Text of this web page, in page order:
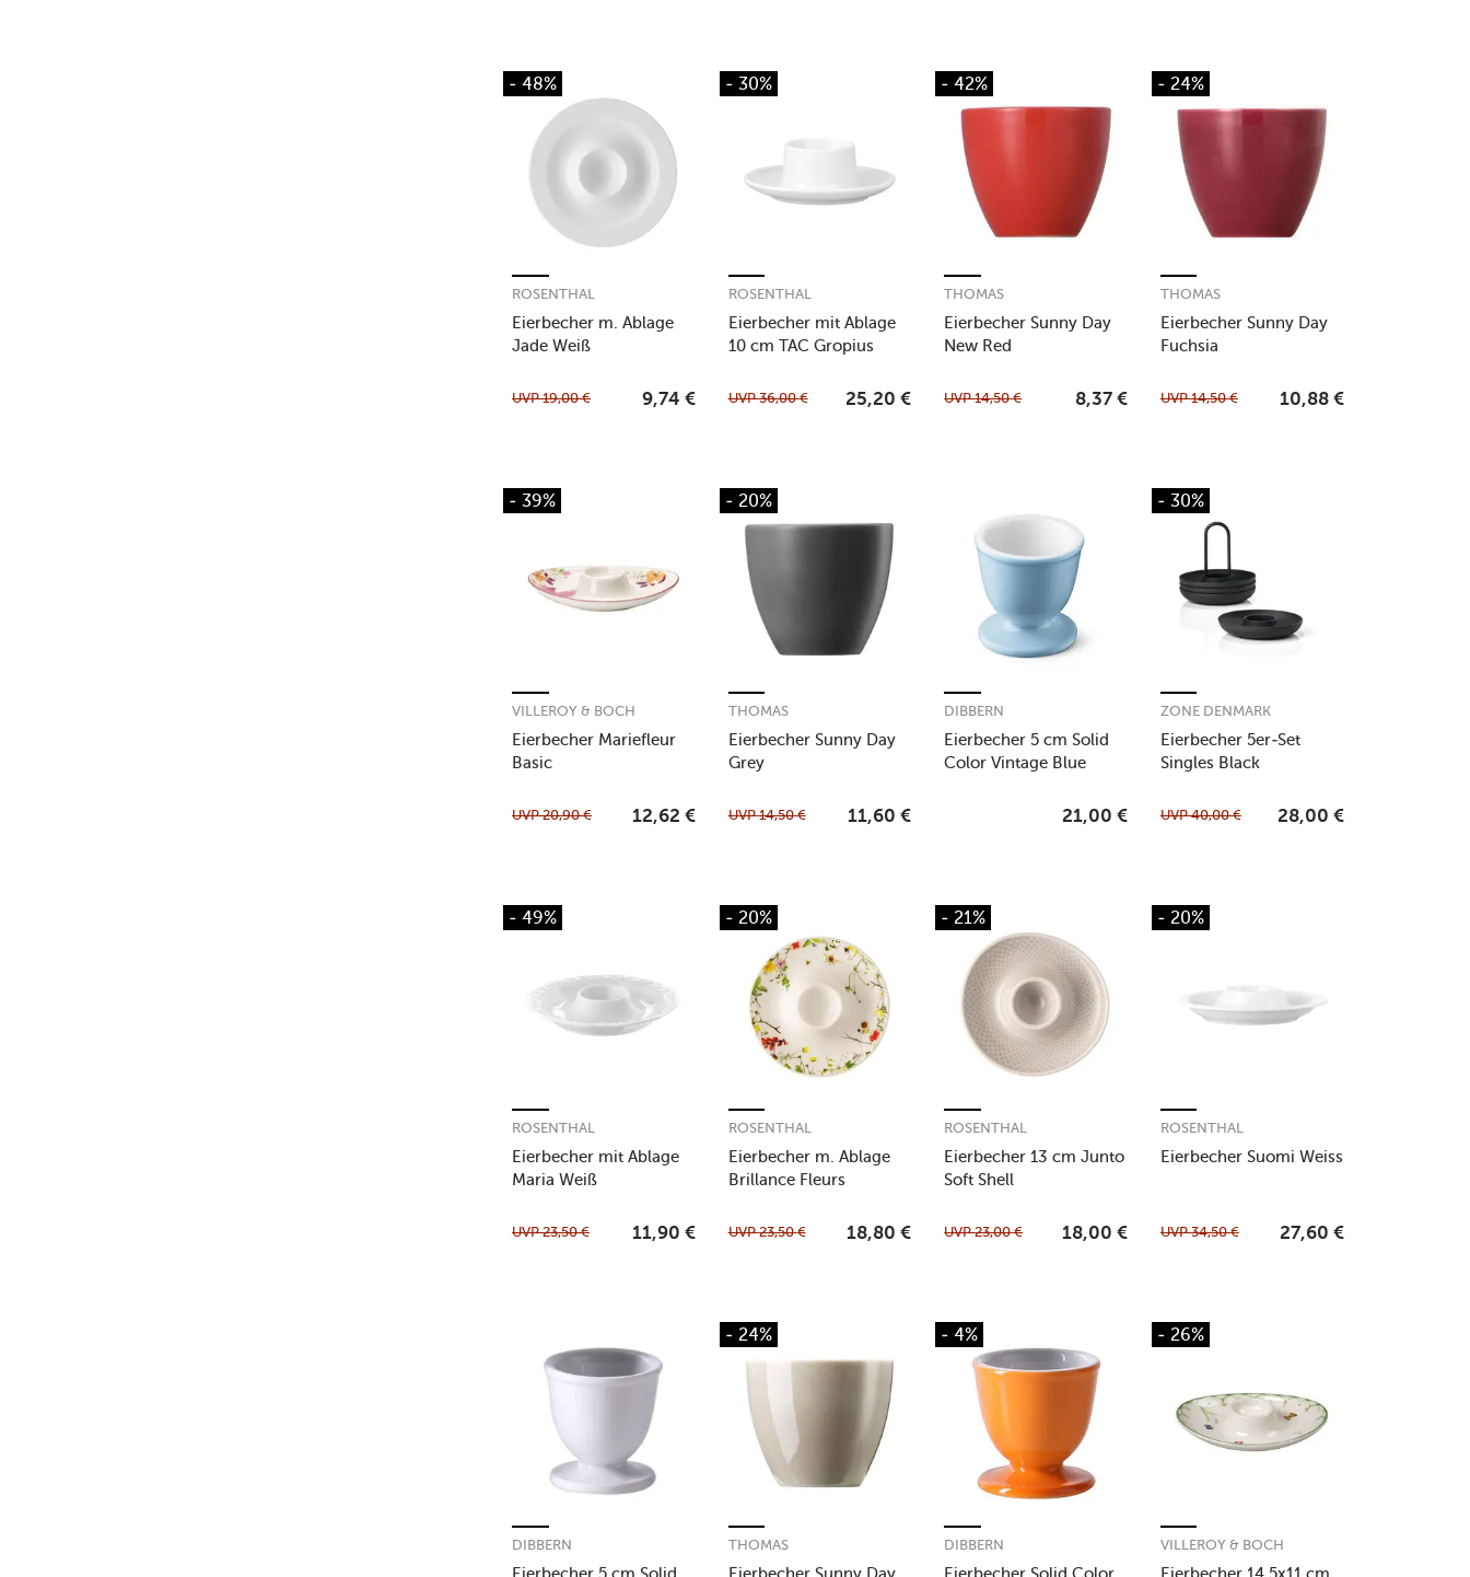
- 48%
Eierbecher m. Ablage
Jade Weiß
ROSENTHAL
UVP19,00 € 9,74 €
- 30%
Eierbecher mit Ablage
10 cm TAC Gropius
ROSENTHAL
UVP36,00 € 25,20 €
- 42%
Eierbecher Sunny Day
New Red
THOMAS
UVP14,50 € 8,37 €
- 24%
Eierbecher Sunny Day
Fuchsia
THOMAS
UVP14,50 € 10,88 €
- 39%
Eierbecher Mariefleur
Basic
VILLEROY & BOCH
UVP20,90 € 12,62 €
- 20%
Eierbecher Sunny Day
Grey
THOMAS
UVP14,50 € 11,60 €
Eierbecher 5 cm Solid
Color Vintage Blue
DIBBERN
21,00 €
- 30%
Eierbecher 5er-Set
Singles Black
ZONE DENMARK
UVP40,00 € 28,00 €
- 49%
Eierbecher mit Ablage
Maria Weiß
ROSENTHAL
UVP23,50 € 11,90 €
- 20%
Eierbecher m. Ablage
Brillance Fleurs
ROSENTHAL
UVP23,50 € 18,80 €
- 21%
Eierbecher 13 cm Junto
Soft Shell
ROSENTHAL
UVP23,00 € 18,00 €
- 20%
Eierbecher Suomi Weiss
ROSENTHAL
UVP34,50 € 27,60 €
DIBBERN
- 24%
THOMAS
- 4%
DIBBERN
- 26%
VILLEROY & BOCH